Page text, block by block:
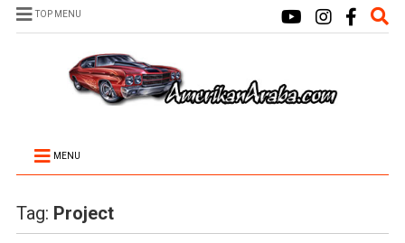
TOP MENU
MENU
Tag: Project